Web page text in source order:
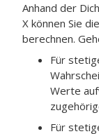
Anhand der
X können Sie
berechnen.
Für
Werte
Für